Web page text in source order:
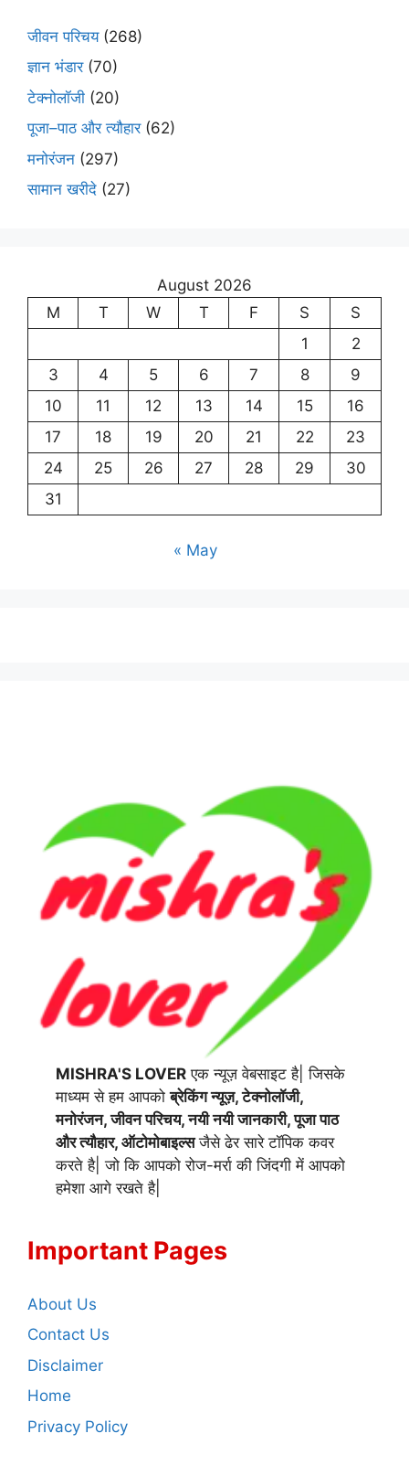
जीवन परिचय(268)
ज्ञान भंडार(70)
टेक्नोलॉजी (20)
पूजा–पाठ और त्यौहार(62)
मनोरंजन (297)
सामान खरीदे (27)
August 2026
M
T W T F S
S
1
2
3
4 5 6 7 8
9
10
11 12 13 14 15
16
17
18 19 20 21 22
23
24
25 26 27 28 29
30
31
« May
MISHRA'S LOVER एक न्यूज़ वेबसाइट है| जिसके
माध्यम से हम आपकोब्रेकिंग न्यूज़, टेक्नोलॉजी,
मनोरंजन, जीवन परिचय, नयी नयी जानकारी, पूजा पाठ
और त्यौहार, ऑटोमोबाइल्सजैसे ढेर सारे टॉपिक कवर
करते है| जो कि आपको रोज-मर्रा की जिंदगी में आपको
हमेशा आगे रखते है|
Important Pages
About Us
Contact Us
Disclaimer
Home
Privacy Policy